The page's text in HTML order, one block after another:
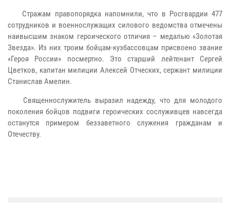
Стражам правопорядка напомнили, что в Росгвардии 477
сотрудников и военнослужащих силового ведомства отмечены
наивысшим знаком героического отличия – медалью «Золотая
Звезда». Из них троим бойцам-кузбассовцам присвоено звание
«Героя России» посмертно. Это старший лейтенант Сергей
Цветков, капитан милиции Алексей Отческих, сержант милиции
Станислав Амелин.
Священнослужитель выразил надежду, что для молодого
поколения бойцов подвиги героических сослуживцев навсегда
останутся примером беззаветного служения гражданам и
Отечеству.